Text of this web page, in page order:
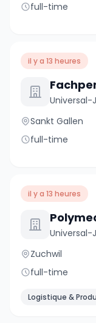
full-time
il y a 13 heures
Universal-
Sankt Gallen
full-time
il y a 13 heures
Universal-
Zuchwil
full-time
Logistique &